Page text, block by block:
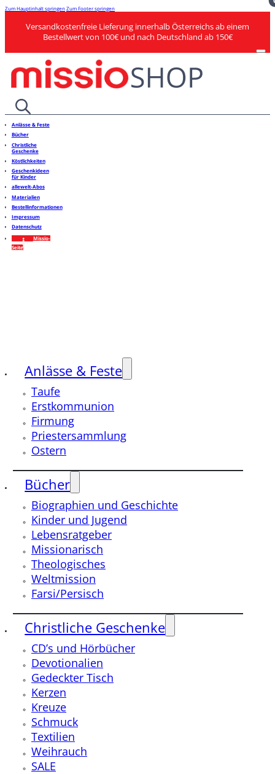
Zum Hauptinhalt springenZum Footer springen
Versandkostenfreie Lieferung innerhalb Österreichs ab einem
Bestellwert von 100€ und nach Deutschland ab 150€
Anlässe & Feste
Bücher
Christliche
Geschenke
Köstlichkeiten
Geschenkideen
für Kinder
allewelt-Abos
Materialien
Bestellinformationen
Impressum
Datenschutz
Missio-
Seite
Anlässe & Feste
Taufe
Erstkommunion
Firmung
Priestersammlung
Ostern
Bücher
Biographien und Geschichte
Kinder und Jugend
Lebensratgeber
Missionarisch
Theologisches
Weltmission
Farsi/Persisch
Christliche Geschenke
CD’s und Hörbücher
Devotionalien
Gedeckter Tisch
Kerzen
Kreuze
Schmuck
Textilien
Weihrauch
SALE